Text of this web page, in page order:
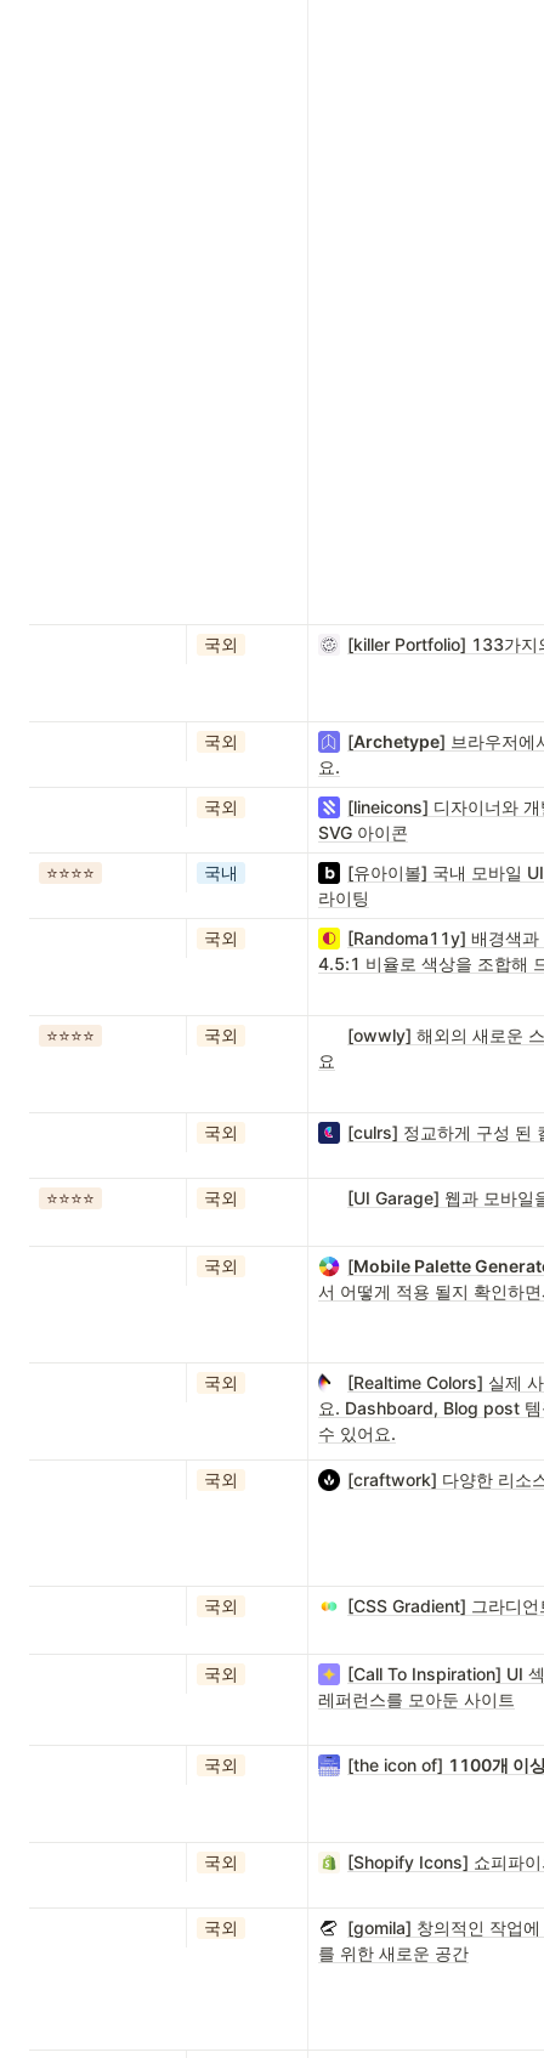
국외 [killer Portfolio] 133가지
국외 [Archetype] 브라우저에
요.
국외
[lineicons] 디자이너와
SVG 아이콘
⭐️⭐️⭐️⭐️
국내
[유아이볼] 국내 모바일
라이팅
국외
[Randoma11y] 배경색과
4.5:1 비율로 색상을 조합해
⭐️⭐️⭐️⭐️ 국외
[owwly] 해외의 새로운
요
국외 [culrs] 정교하게 구성 된
⭐️⭐️⭐️⭐️ 국외 [UI Garage] 웹과 모바일
국외 [Mobile Palette
서 어떻게 적용 될지 확인하
국외
[Realtime Colors] 실제
요. Dashboard, Blog post
수 있어요.
국외 [craftwork] 다양한 리소
국외 [CSS Gradient] 그라디
국외
[Call To Inspiration] UI
레퍼런스를 모아둔 사이트
국외 [the icon of] 1100개 이
국외 [Shopify Icons] 쇼피파
국외
[gomila] 창의적인 작업
를 위한 새로운 공간